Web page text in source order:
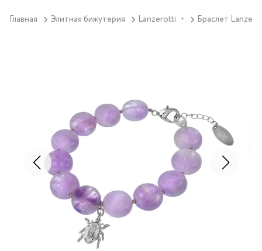
Главная Элитная бижутерия Lanzerotti ▼ Браслет